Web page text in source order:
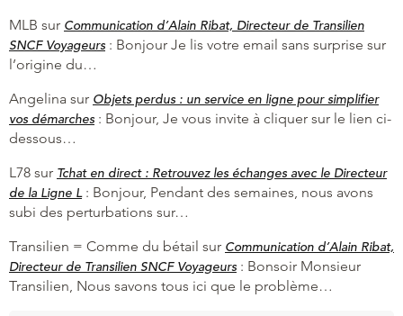
MLB sur Communication d’Alain Ribat, Directeur de Transilien
SNCF Voyageurs : Bonjour Je lis votre email sans surprise sur
l’origine du…
Angelina sur Objets perdus : un service en ligne pour simplifier
vos démarches : Bonjour, Je vous invite à cliquer sur le lien ci-
dessous…
L78 sur Tchat en direct : Retrouvez les échanges avec le Directeur
de la Ligne L : Bonjour, Pendant des semaines, nous avons
subi des perturbations sur…
Transilien = Comme du bétail sur Communication d’Alain Ribat,
Directeur de Transilien SNCF Voyageurs : Bonsoir Monsieur
Transilien, Nous savons tous ici que le problème…